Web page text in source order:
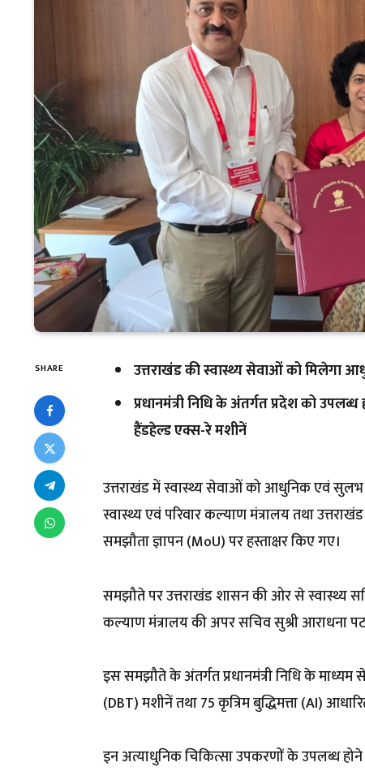
SHARE
उत्तराखंड की स्वास्थ्य सेवाओं को मिलेगा
प्रधानमंत्री निधि के अंतर्गत प्रदेश को
हैंडहेल्ड एक्स-रे मशीनें
उत्तराखंड में स्वास्थ्य सेवाओं को आधुनिक एवं
स्वास्थ्य एवं परिवार कल्याण मंत्रालय तथा
समझौता ज्ञापन (MoU) पर हस्ताक्षर किए गए।
समझौते पर उत्तराखंड शासन की ओर से स्वास्थ्य
कल्याण मंत्रालय की अपर सचिव सुश्री आराधना
इस समझौते के अंतर्गत प्रधानमंत्री निधि के
(DBT) मशीनें तथा 75 कृत्रिम बुद्धिमत्ता (AI)
इन अत्याधुनिक चिकित्सा उपकरणों के उपलब्ध